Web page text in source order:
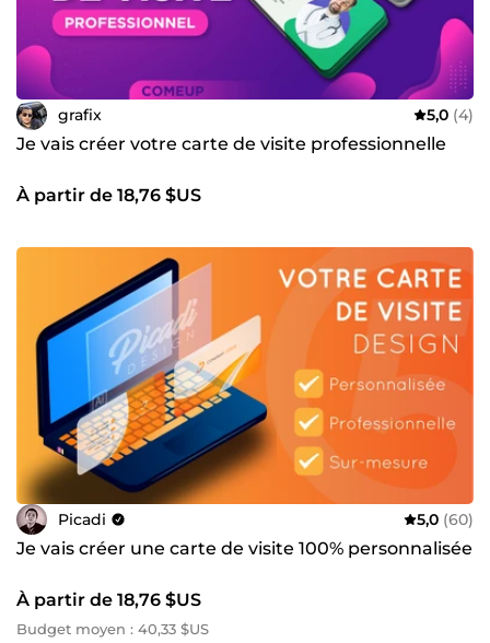
grafix 5,0 (4)
Je vais créer votre carte de visite professionnelle
À partir de 18,76 $US
Picadi 5,0 (60)
Je vais créer une carte de visite 100% personnalisée
À partir de 18,76 $US
Budget moyen : 40,33 $US